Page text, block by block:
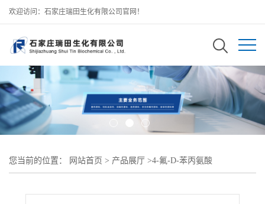
欢迎访问：石家庄瑞田生化有限公司官网！
您当前的位置： 网站首页 > 产品展厅 >4-氟-D-苯丙氨酸